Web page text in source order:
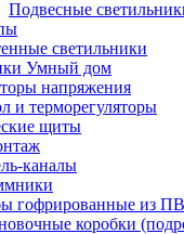
Подвесные
светильники
Умный дом
напряжения
и терморегуляторы
щиты
каналы
гофрированные из
коробки